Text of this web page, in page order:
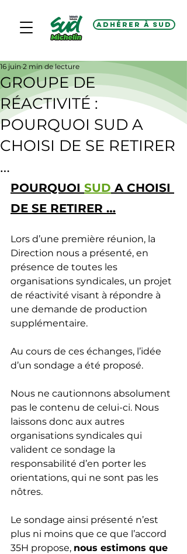
Adhérer à SUD
GROUPE DE
RÉACTIVITÉ :
POURQUOI SUD A
CHOISI DE SE RETIRER
…
16 juin 2 min de lecture
POURQUOI SUD A CHOISI
DE SE RETIRER …
Lors d’une première réunion, la
Direction nous a présenté, en
présence de toutes les
organisations syndicales, un projet
de réactivité visant à répondre à
une demande de production
supplémentaire.
Au cours de ces échanges, l’idée
d’un sondage a été proposé.
Nous ne cautionnons absolument
pas le contenu de celui-ci. Nous
laissons donc aux autres
organisations syndicales qui
valident ce sondage la
responsabilité d’en porter les
orientations, qui ne sont pas les
nôtres.
Le sondage ainsi présenté n’est
plus ni moins que ce que l’accord
35H propose, nous estimons que